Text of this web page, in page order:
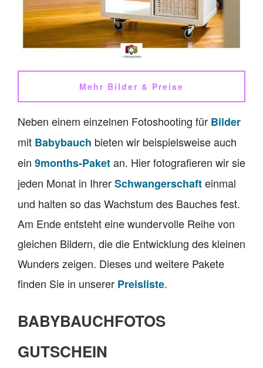
Mehr Bilder & Preise
Neben einem einzelnen Fotoshooting für Bilder
mit Babybauch bieten wir beispielsweise auch
ein 9months-Paketan. Hier fotografieren wir sie
jeden Monat in IhrerSchwangerschafteinmal
und halten so das Wachstum des Bauches fest.
Am Ende entsteht eine wundervolle Reihe von
gleichen Bildern, die die Entwicklung des kleinen
Wunders zeigen. Dieses und weitere Pakete
finden Sie in unserer Preisliste.
BABYBAUCHFOTOS
GUTSCHEIN